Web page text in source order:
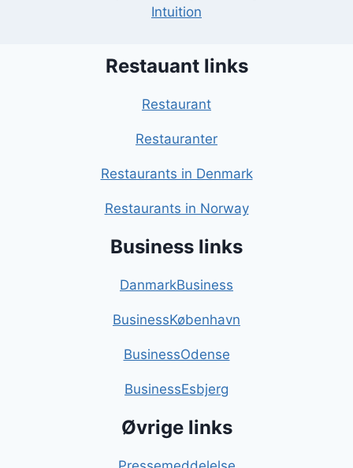
Intuition
Restauant links
Restaurant
Restauranter
Restaurants in Denmark
Restaurants in Norway
Business links
DanmarkBusiness
BusinessKøbenhavn
BusinessOdense
BusinessEsbjerg
Øvrige links